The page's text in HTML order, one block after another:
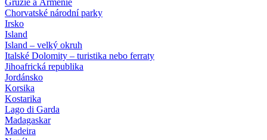
Gruzie a Arménie
Chorvatské národní parky
Irsko
Island
Island – velký okruh
Italské Dolomity – turistika nebo ferraty
Jihoafrická republika
Jordánsko
Korsika
Kostarika
Lago di Garda
Madagaskar
Madeira